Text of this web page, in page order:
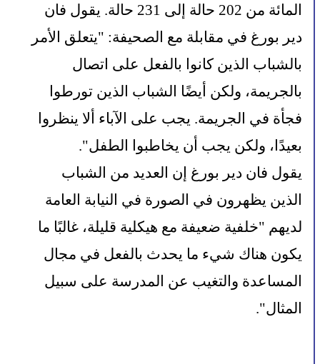
بعيدًا، ولكن يجب أن يخاطبوا الطفل".
المثال".